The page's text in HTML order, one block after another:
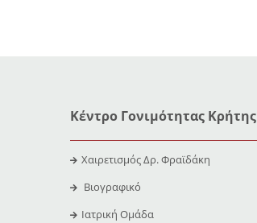
Κέντρο Γονιμότητας Κρήτης
Χαιρετισμός Δρ. Φραϊδάκη
Βιογραφικό
Ιατρική Ομάδα